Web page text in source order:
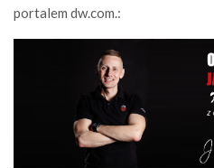
portalem dw.com.: